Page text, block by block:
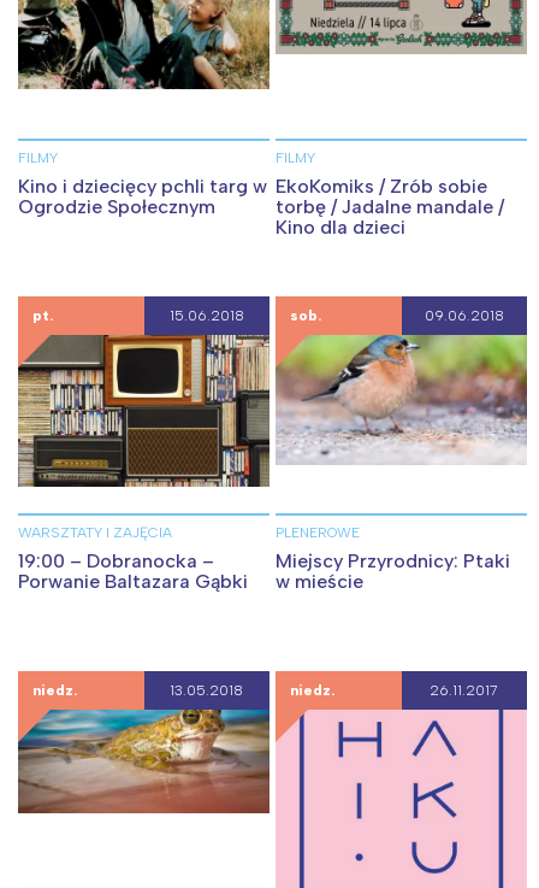
FILMY
Kino i dziecięcy pchli targ w
Ogrodzie Społecznym
FILMY
EkoKomiks / Zrób sobie
torbę / Jadalne mandale /
Kino dla dzieci
pt. 15.06.2018
WARSZTATY I ZAJĘCIA
19:00 – Dobranocka –
Porwanie Baltazara Gąbki
sob. 09.06.2018
PLENEROWE
Miejscy Przyrodnicy: Ptaki
w mieście
niedz. 13.05.2018 niedz. 26.11.2017